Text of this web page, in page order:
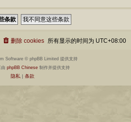
所有显示的时间为 UTC+08:00
删除 cookies
Software © phpBB Limited 提供支持
phpBB Chinese 制作并提供支持
隐私| 条款